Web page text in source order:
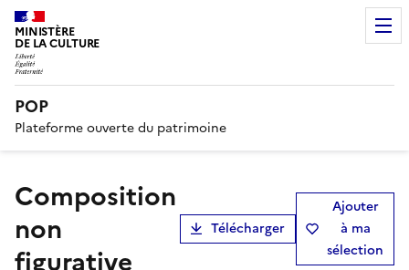
MINISTÈRE
DE LA CULTURE
POP
Plateforme ouverte du patrimoine
Composition
non
figurative
Télécharger
Ajouter
à ma
sélection